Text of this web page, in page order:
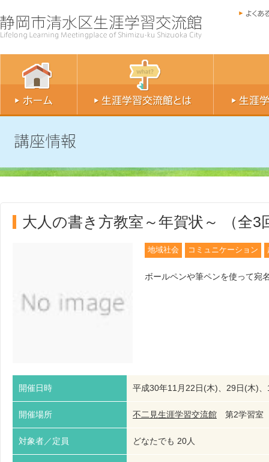
大人の書き方教室～年賀状～ （全3
地域社会 コミュニケーション
ボールペンや筆ペンを使って宛
開催日時 平成30年11月22日(木)、29日(木)
開催場所 不二見生涯学習交流館 第2学習
対象者／定員 どなたでも 20人